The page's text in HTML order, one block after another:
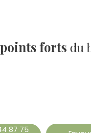
forts du
87 75